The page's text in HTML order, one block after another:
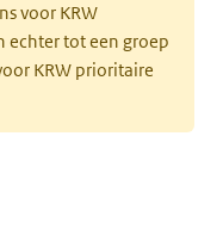
voor KRW
tot een groep
KRW prioritaire